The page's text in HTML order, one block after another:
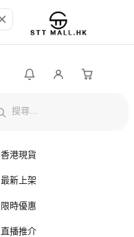
香港現貨
最新上架
限時優惠
直播推介